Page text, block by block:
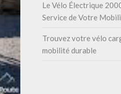
Le Vélo Électrique
Service de Votre
Trouvez votre vélo
mobilité durable